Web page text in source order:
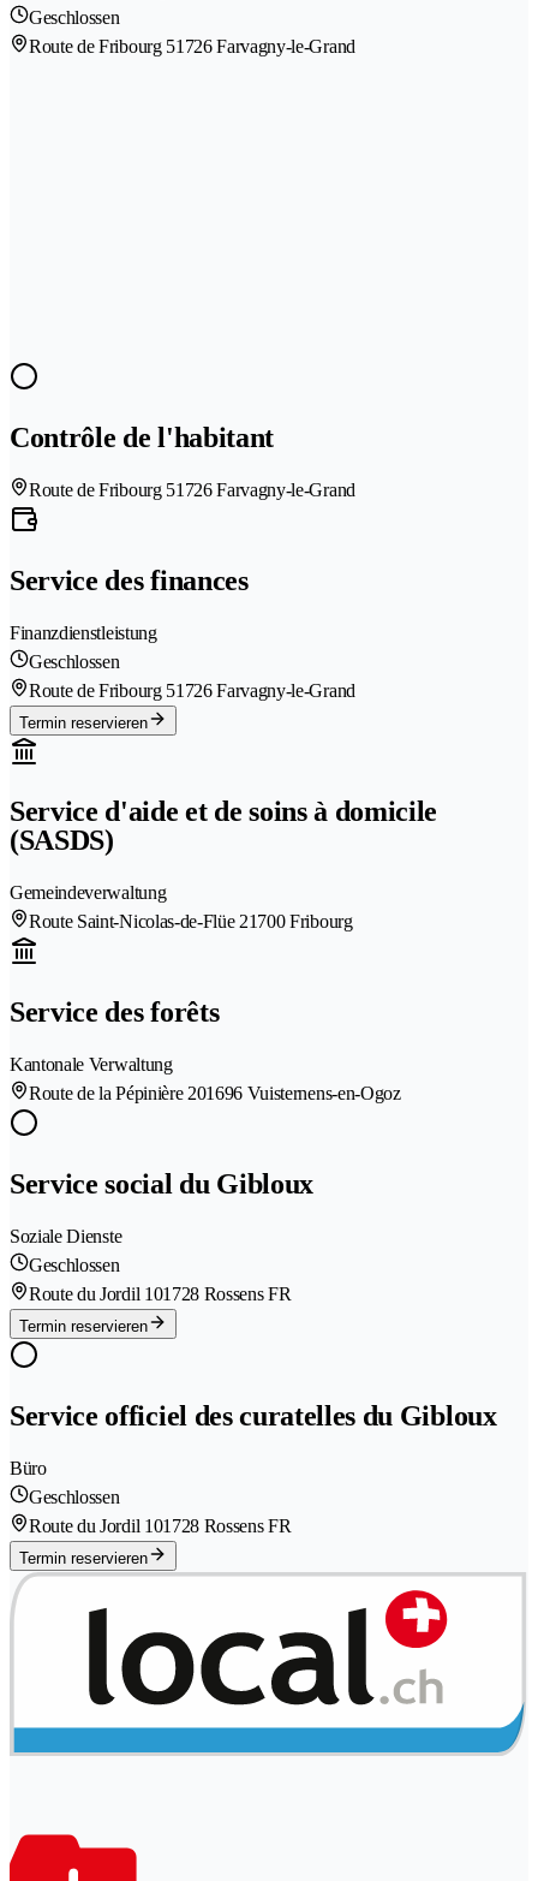
Geschlossen
Route de Fribourg 51726 Farvagny-le-Grand
Contrôle de l'habitant
Route de Fribourg 51726 Farvagny-le-Grand
Service des finances
Finanzdienstleistung
Geschlossen
Route de Fribourg 51726 Farvagny-le-Grand
Termin reservieren
Service d'aide et de soins à domicile
(SASDS)
Gemeindeverwaltung
Route Saint-Nicolas-de-Flüe 21700 Fribourg
Service des forêts
Kantonale Verwaltung
Route de la Pépinière 201696 Vuisternens-en-Ogoz
Service social du Gibloux
Soziale Dienste
Geschlossen
Route du Jordil 101728 Rossens FR
Termin reservieren
Service officiel des curatelles du Gibloux
Büro
Geschlossen
Route du Jordil 101728 Rossens FR
Termin reservieren